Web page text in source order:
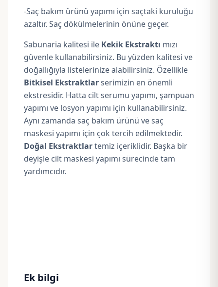
-Saç bakım ürünü yapımı için saçtaki kuruluğu
azaltır. Saç dökülmelerinin önüne geçer.
Sabunaria kalitesi ile Kekik Ekstraktı mızı
güvenle kullanabilirsiniz. Bu yüzden kalitesi ve
doğallığıyla listelerinize alabilirsiniz. Özellikle
Bitkisel Ekstraktlarserimizin en önemli
ekstresidir. Hatta cilt serumu yapımı, şampuan
yapımı ve losyon yapımı için kullanabilirsiniz.
Aynı zamanda saç bakım ürünü ve saç
maskesi yapımı için çok tercih edilmektedir.
Doğal Ekstraktlartemiz içeriklidir. Başka bir
deyişle cilt maskesi yapımı sürecinde tam
yardımcıdır.
Ek bilgi